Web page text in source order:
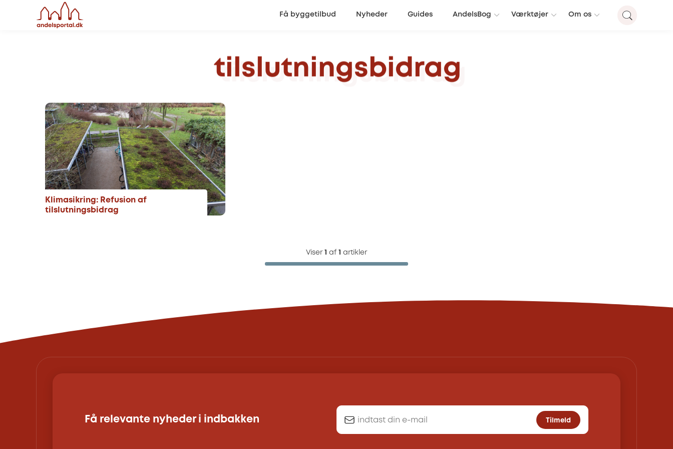
Få byggetilbud Nyheder Guides AndelsBog Værktøjer Om os
tilslutningsbidrag
Klimasikring: Refusion af
tilslutningsbidrag
Viser 1 af 1 artikler
Få relevante nyheder i indbakken Tilmeld